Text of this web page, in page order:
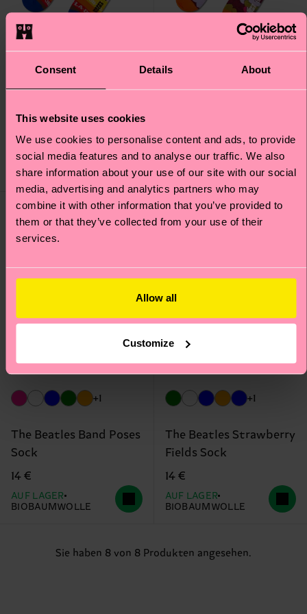
Consent Details About
This website uses cookies
We use cookies to personalise content and ads, to provide
social media features and to analyse our traffic. We also
share information about your use of our site with our social
media, advertising and analytics partners who may
combine it with other information that you’ve provided to
them or that they’ve collected from your use of their
services.
Allow all
Customize
Stripe Sock
14 €
BIOBAUMWOLLE
+1
14 €
AUF LAGER
BIOBAUMWOLLE
Special
Edition
+1
The Beatles Band Poses
Sock
14 €
AUF LAGER
BIOBAUMWOLLE
Special
Edition
+1
The Beatles Strawberry
Fields Sock
14 €
AUF LAGER
BIOBAUMWOLLE
Sie haben 8 von 8 Produkten angesehen.